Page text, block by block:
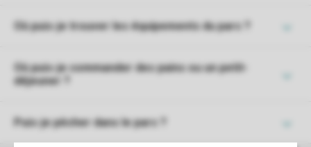
Où puis-je trouver les équipements du parc ?
Où puis-je commander des pains ou un petit-
déjeuner ?
Puis-je pêcher dans le parc ?